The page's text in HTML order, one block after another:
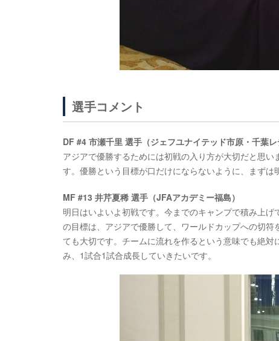
選手コメント
DF #4 市瀬千里 選手（ジェフユナイテッド市原・千葉レ
アジアで優勝するためには初戦の入り方が大切だと思
す。優勝という目標が口だけにならないように、まずは
MF #13 井芹夏稀 選手（JFAアカデミー福島）
明日はいよいよ初戦です。今までのキャンプで積み上
の目標は、アジアで優勝して、ワールドカップへの切
ても大切です。チームに流れを作るという意味でも絶
み、1試合1試合成長していきたいです。